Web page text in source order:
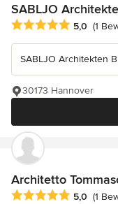
SABLJO
Durchschnittliche
5,0 (1
SABLJO Architekten
30173 Hannover
Architetto
Durchschnittliche
5,0 (1